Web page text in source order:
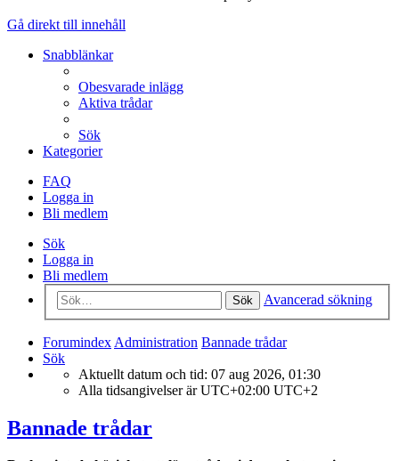
Gå direkt till innehåll
Snabblänkar
Obesvarade inlägg
Aktiva trådar
Sök
Kategorier
FAQ
Logga in
Bli medlem
Sök
Logga in
Bli medlem
Sök Avancerad sökning
Forumindex Administration Bannade trådar
Sök
Aktuellt datum och tid: 07 aug 2026, 01:30
Alla tidsangivelser är UTC+02:00 UTC+2
Bannade trådar